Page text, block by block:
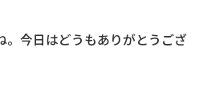
。今日はどうもありがとうござ